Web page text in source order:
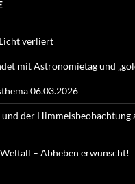
verliert
mit Astronomietag und
06.03.2026
und der Himmelsbeobachtung
– Abheben erwünscht!